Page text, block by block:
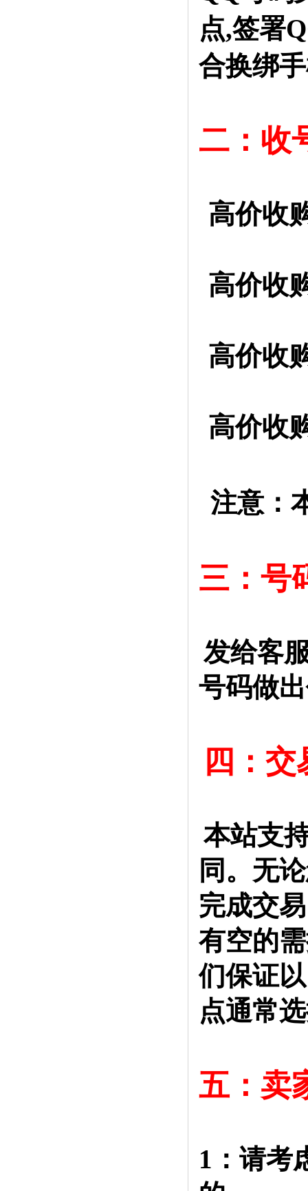
点,签署
合换绑
二：收
高价收
高价收
高价收
高价收
注意：
三：号
发给客
号码做
四：
本站支
同。无
完成交
有空的
们保证
点通常
五：卖
1：请考